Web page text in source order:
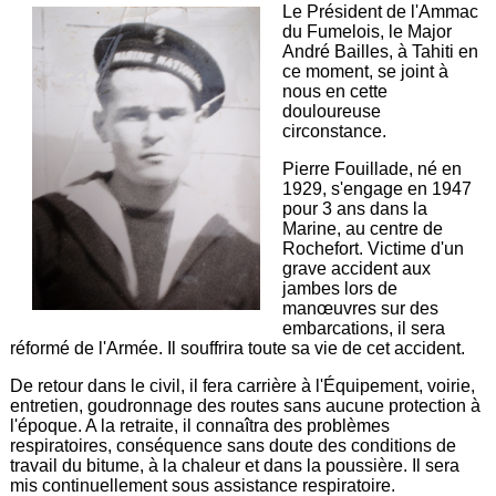
Le Président de l'Ammac
du Fumelois, le Major
André Bailles, à Tahiti en
ce moment, se joint à
nous en cette
douloureuse
circonstance.
Pierre Fouillade, né en
1929, s'engage en 1947
pour 3 ans dans la
Marine, au centre de
Rochefort. Victime d'un
grave accident aux
jambes lors de
manœuvres sur des
embarcations, il sera
réformé de l'Armée. Il souffrira toute sa vie de cet accident.
De retour dans le civil, il fera carrière à l'Équipement, voirie,
entretien, goudronnage des routes sans aucune protection à
l'époque. A la retraite, il connaîtra des problèmes
respiratoires, conséquence sans doute des conditions de
travail du bitume, à la chaleur et dans la poussière. Il sera
mis continuellement sous assistance respiratoire.